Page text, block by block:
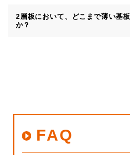
2層板において、どこまで薄い基
か？
FAQ